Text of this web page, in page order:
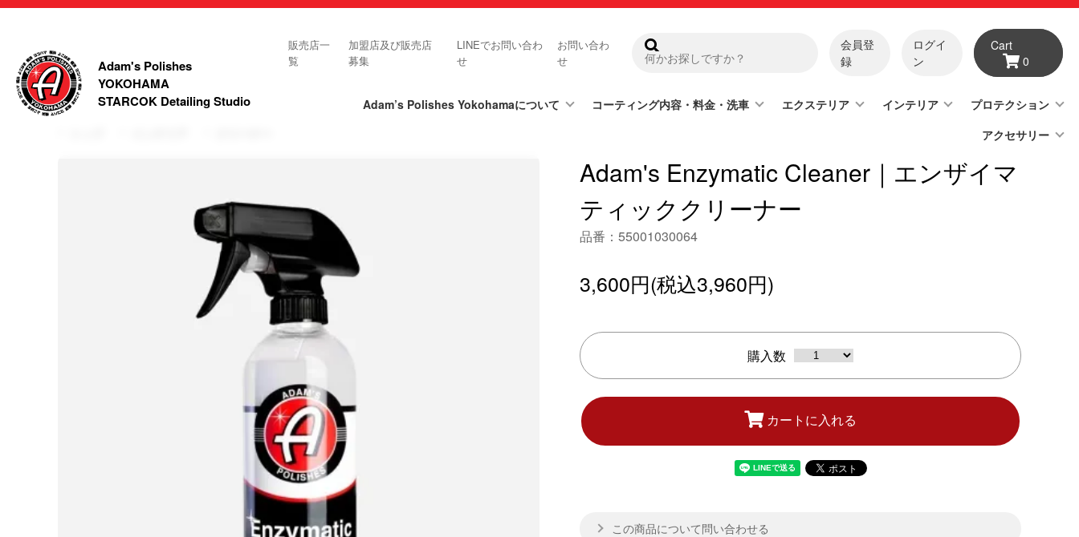
Adam's Polishes
YOKOHAMA
STARCOK Detailing Studio
販売店一
覧
加盟店及び販売店
募集
LINEでお問い合わ
せ
お問い合わ
せ
会員登
録
ログイ
ン
Cart
0
Adam’s Polishes Yokohamaについて コーティング内容・料金・洗車 エクステリア インテリア
プロテクション
アクセサリー
Adam's Enzymatic Cleaner｜エンザイマ
ティッククリーナー
品番：55001030064
3,600円(税込3,960円)
購入数
カートに入れる
この商品について問い合わせる